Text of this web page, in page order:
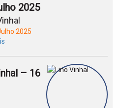
2025
2025
– 16